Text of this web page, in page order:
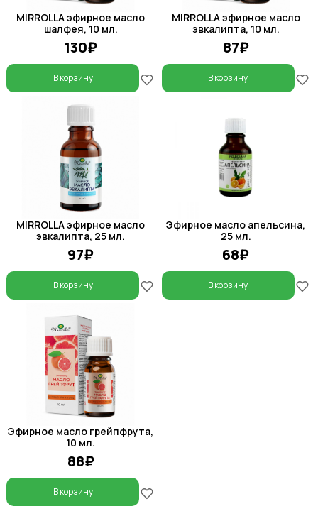
MIRROLLA эфирное масло
шалфея, 10 мл.
130₽
В корзину
MIRROLLA эфирное масло
эвкалипта, 10 мл.
87₽
В корзину
MIRROLLA эфирное масло
эвкалипта, 25 мл.
97₽
В корзину
Эфирное масло апельсина,
25 мл.
68₽
В корзину
Эфирное масло грейпфрута,
10 мл.
88₽
В корзину